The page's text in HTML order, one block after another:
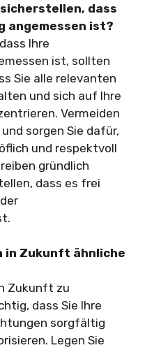
sicherstellen, dass
angemessen ist?
Ihre
ist, sollten
Sie alle relevanten
und sich auf Ihre
Vermeiden
sorgen Sie dafür,
und respektvoll
gründlich
dass es frei
in Zukunft ähnliche
Zukunft zu
dass Sie Ihre
sorgfältig
Legen Sie